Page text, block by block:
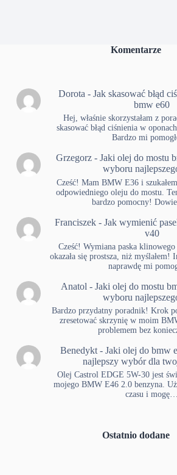
Komentarze
Dorota -Jak skasować błąd
bmw e60
Hej, właśnie skorzystałam z
skasować błąd ciśnienia w
Bardzo mi
Grzegorz- Jaki olej do mostu
wyboru
Cześć! Mam BMW E36 i
odpowiedniego oleju do mostu.
bardzo pomocny!
Franciszek- Jak wymienić
v40
Cześć! Wymiana paska
okazała się prostsza, niż myślałem!
naprawdę mi
Anatol - Jaki olej do mostu
wyboru
Bardzo przydatny poradnik! Krok
zresetować skrzynię w moim
problemem bez
Benedykt- Jaki olej do bmw
najlepszy wybór dla
Olej Castrol EDGE 5W-30 jest
mojego BMW E46 2.0 benzyna.
czasu i mogę…
Ostatnio dodane